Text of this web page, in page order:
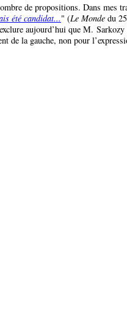
de propositions. Dans mes
été candidat..." (Le Monde du
aujourd’hui que M.
la gauche, non pour